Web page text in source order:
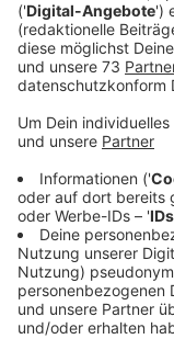
Veröffentlicht:
Anzeige
Initiave
die
Anzeige